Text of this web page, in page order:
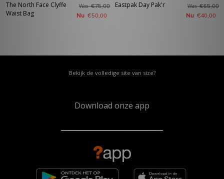
The North Face Clyffe
Waist Bag
Was€75,00
Nu €50,00
Eastpak Day Pak'r Was€65,00
Nu €40,00
Bekijk de volledige site van size?
Download onze app